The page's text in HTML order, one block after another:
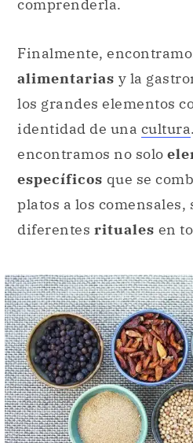
comprenderla.
Finalmente,
alimentarias y la
los grandes elementos
identidad de una cultura
encontramos no solo
específicos que se
platos a los
diferentes rituales en